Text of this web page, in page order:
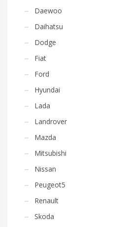
Daewoo
Daihatsu
Dodge
Fiat
Ford
Hyundai
Lada
Landrover
Mazda
Mitsubishi
Nissan
Peugeot5
Renault
Skoda